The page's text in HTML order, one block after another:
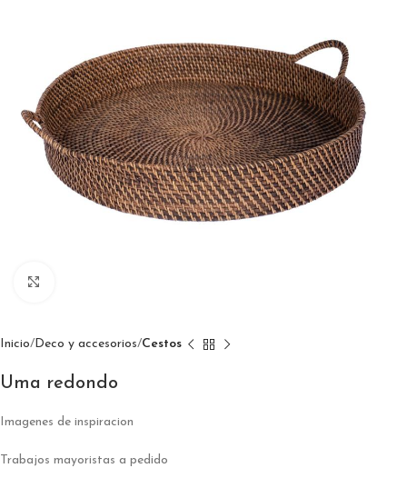
Inicio Deco y accesorios Cestos
Uma redondo
Imagenes de inspiracion
Trabajos mayoristas a pedido